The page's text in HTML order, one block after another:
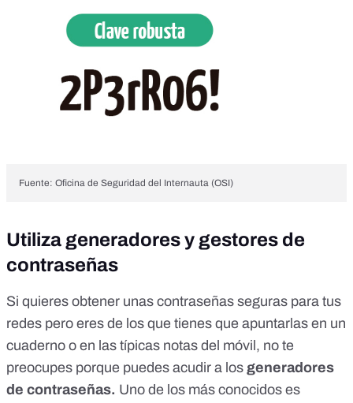
Fuente: Oficina de Seguridad del Internauta (OSI)
Utiliza generadores y gestores de
contraseñas
Si quieres obtener unas contraseñas seguras para tus
redes pero eres de los que tienes que apuntarlas en un
cuaderno o en las típicas notas del móvil, no te
preocupes porque puedes acudir a los generadores
de contraseñas. Uno de los más conocidos es